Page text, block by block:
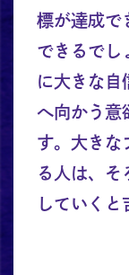
標が達成で
できるでし
に大きな自
へ向かう意
す。大きな
る人は、そ
していくと